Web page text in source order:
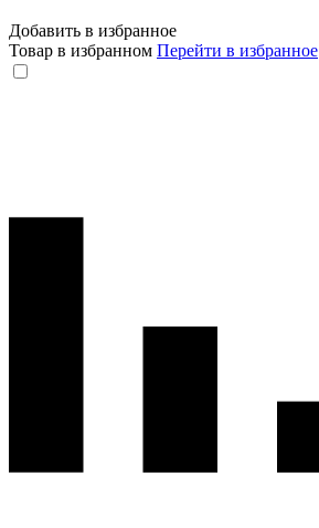
Добавить в избранное
Товар в избранном Перейти в избранное